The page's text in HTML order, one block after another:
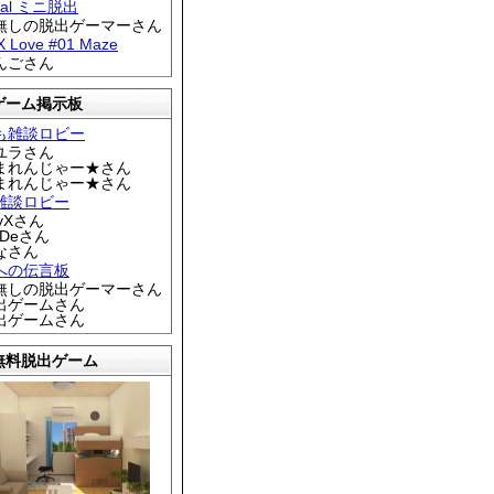
ミニ脱出
しの脱出ゲーマーさん
Love #01 Maze
ごさん
ーム掲示板
雑談ロビー
ラさん
れんじゃー★さん
れんじゃー★さん
談ロビー
さん
さん
さん
の伝言板
しの脱出ゲーマーさん
ゲームさん
ゲームさん
料脱出ゲーム